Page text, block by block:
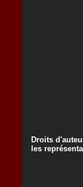
Droits
les